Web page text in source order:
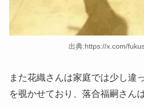
出典:https://x.com/
また花織さんは家庭では少し違
を覗かせており、落合福嗣さん